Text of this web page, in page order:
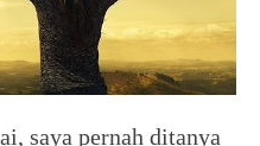
saya pernah ditanya